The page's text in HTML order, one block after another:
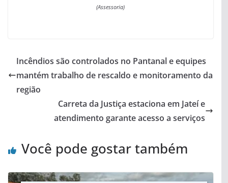
(Assessoria)
Incêndios são controlados no Pantanal e equipes
mantém trabalho de rescaldo e monitoramento da
região
Carreta da Justiça estaciona em Jateí e
atendimento garante acesso a serviços
Você pode gostar também